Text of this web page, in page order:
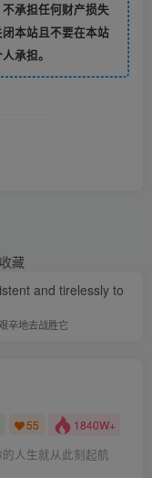
承担任何财产损失
本站且不要在本站
承担。
收藏
and tirelessly to
辛地去战胜它
55 1840W+
人生就从此刻起航